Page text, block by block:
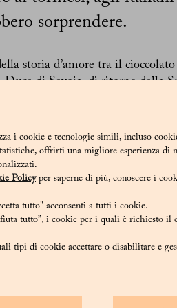
i cookie e tecnologie simili, incluso
offrirti una migliore esperienza di
Policyper saperne di più, conoscere i
tutto" acconsenti a tutti i cookie.
tutto”, i cookie per i quali è richiesto il
tipi di cookie accettare o disabilitare e
sorprendere.
storia d’amore tra il
di Savoia, di ritorno dalla
i ricchi torinesi avevano ormai
così come in altre parti
oggi, ovvero in forma solida.
il nuovo prodotto che tanto
Napoleone stabilì il blocco
costoso, così i
Alcuni iniziarono a miscelare il
Piemonte.
Michele Prochet furono i primi
e pubblicizzarono la loro
innovazione) che saranno poi
popolare della